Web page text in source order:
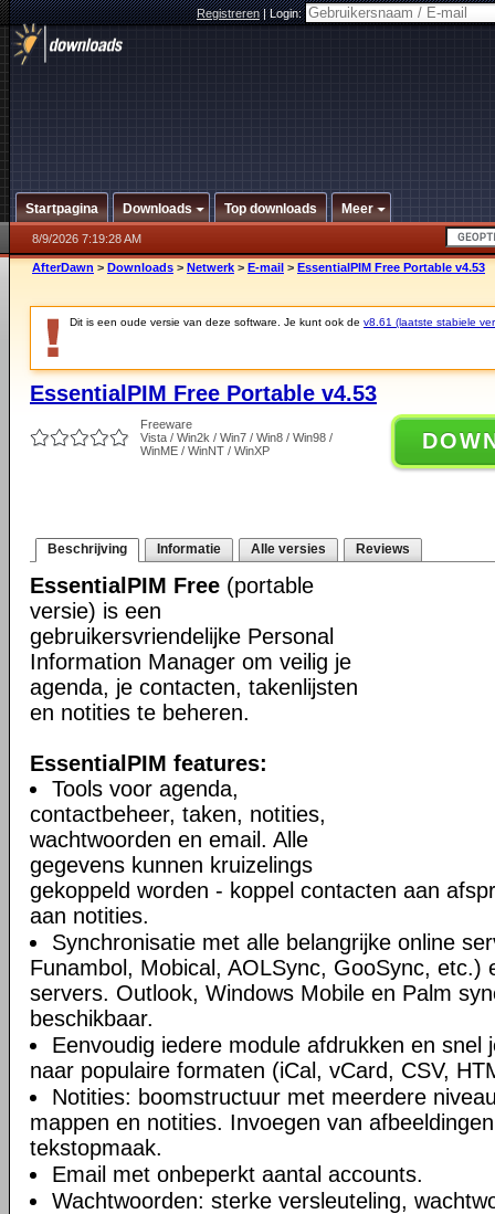
Registreren|Login:
Startpagina Downloads Top downloads Meer
8/9/2026 7:19:28 AM
AfterDawn > Downloads > Netwerk > E-mail > EssentialPIM Free Portable v4.53
Dit is een oude versie van deze software. Je kunt ook de v8.61 (laatste stabiele
EssentialPIM Free Portable v4.53
Freeware
Vista / Win2k / Win7 / Win8 / Win98 /
WinME / WinNT / WinXP
Beschrijving Informatie Alle versies Reviews
EssentialPIM Free (portable
versie) is een
gebruikersvriendelijke Personal
Information Manager om veilig je
agenda, je contacten, takenlijsten
en notities te beheren.
EssentialPIM features:
Tools voor agenda,
contactbeheer, taken, notities,
wachtwoorden en email. Alle
gegevens kunnen kruizelings
gekoppeld worden - koppel contacten aan
aan notities.
Synchronisatie met alle belangrijke online
Funambol, Mobical, AOLSync, GooSync, etc.)
servers. Outlook, Windows Mobile en Palm
beschikbaar.
Eenvoudig iedere module afdrukken en snel
naar populaire formaten (iCal, vCard, CSV,
Notities: boomstructuur met meerdere
mappen en notities. Invoegen van
tekstopmaak.
Email met onbeperkt aantal accounts.
Wachtwoorden: sterke versleuteling,